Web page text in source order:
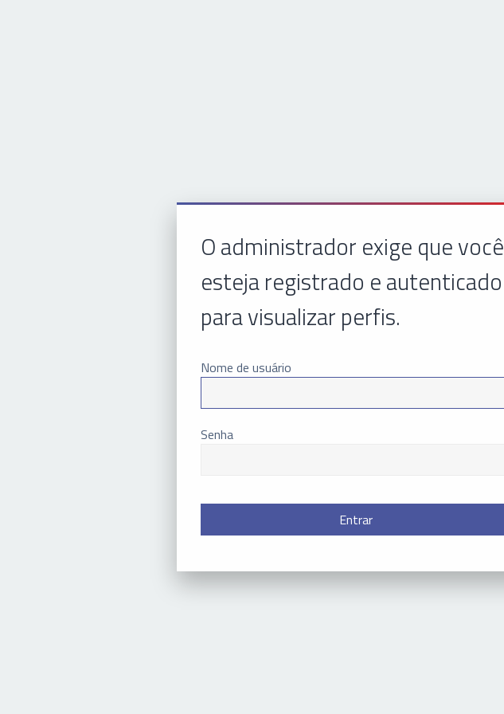
O administrador exige que você
esteja registrado e autenticado
para visualizar perfis.
Nome de usuário
Senha